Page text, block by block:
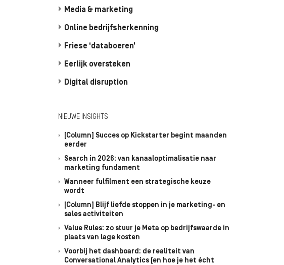
Media & marketing
Online bedrijfsherkenning
Friese ‘databoeren’
Eerlijk oversteken
Digital disruption
NIEUWE INSIGHTS
[Column] Succes op Kickstarter begint maanden
eerder
Search in 2026: van kanaaloptimalisatie naar
marketing fundament
Wanneer fulfilment een strategische keuze
wordt
[Column] Blijf liefde stoppen in je marketing- en
sales activiteiten
Value Rules: zo stuur je Meta op bedrijfswaarde in
plaats van lage kosten
Voorbij het dashboard: de realiteit van
Conversational Analytics (en hoe je het écht